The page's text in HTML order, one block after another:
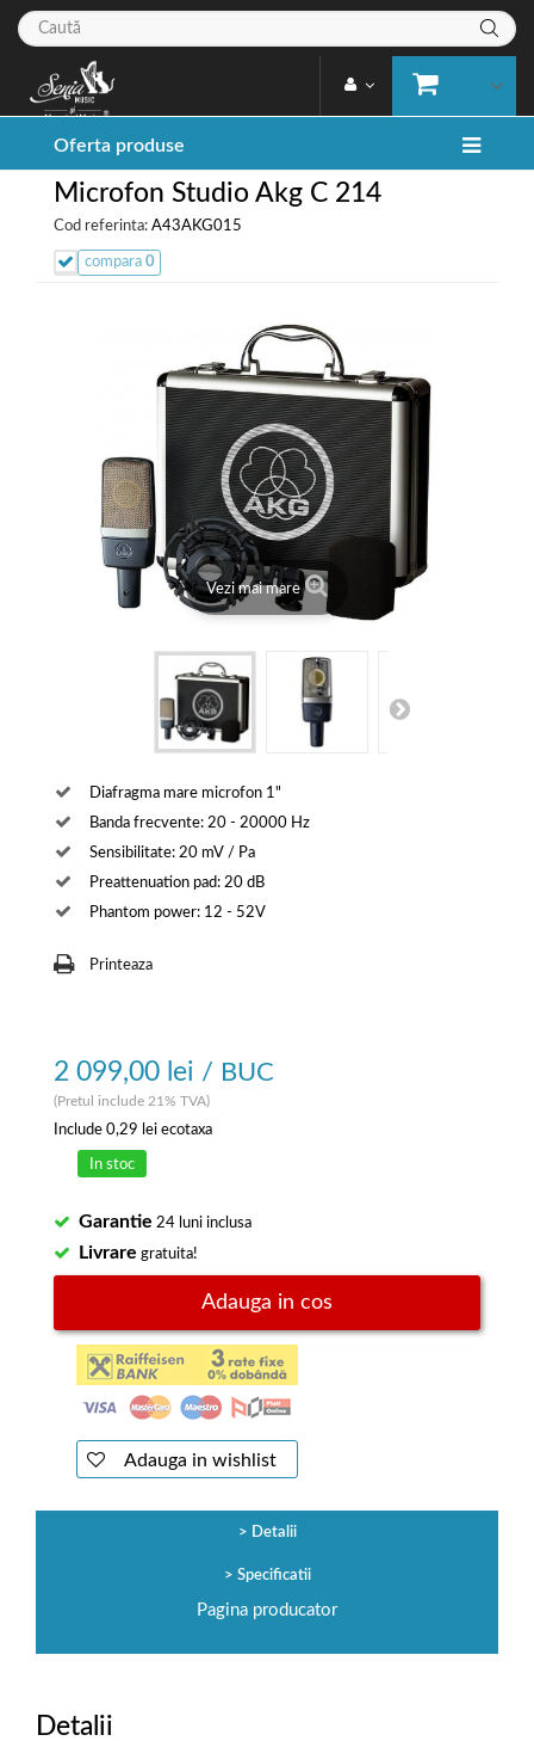
Oferta produse
Microfon Studio Akg C 214
Cod referinta: A43AKG015
compara 0
Vezi mai mare
Diafragma mare microfon 1"
Banda frecvente: 20 - 20000 Hz
Sensibilitate: 20 mV / Pa
Preattenuation pad: 20 dB
Phantom power: 12 - 52V
Printeaza
2 099,00 lei / BUC
(Pretul include 21% TVA)
Include 0,29 lei ecotaxa
In stoc
Garantie 24 luni inclusa
Livrare gratuita!
Adauga in cos
Adauga in wishlist
Detalii
Specificatii
Pagina producator
Detalii